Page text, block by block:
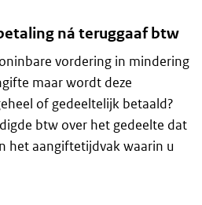
ná teruggaaf btw
vordering in mindering
maar wordt deze
of gedeeltelijk betaald?
btw over het gedeelte dat
het aangiftetijdvak waarin u